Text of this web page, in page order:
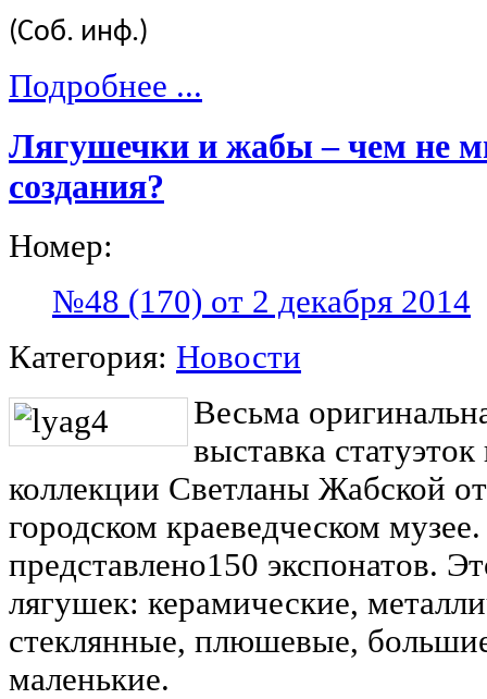
(Соб. инф.)
Подробнее ...
Лягушечки и жабы – чем не
создания?
Номер:
№48 (170) от 2 декабря 2014
Категория: Новости
Весьма
выставка статуэток
коллекции Светланы Жабской
городском краеведческом
представлено150 экспонатов.
лягушек: керамические,
стеклянные, плюшевые,
маленькие.